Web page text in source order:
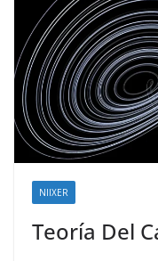
NIIXER
Teoría Del